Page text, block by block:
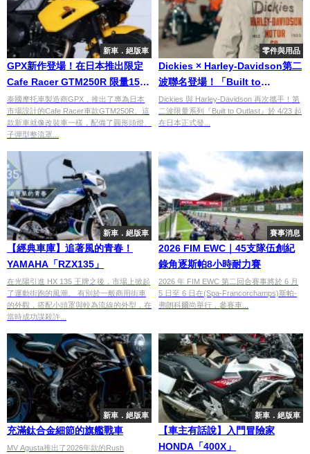
新車．絕版車
GPX新作登場！在日本推出限定
Cafe Racer GTM250R 限量150
台
泰國摩托車製造商GPX，推出了專為日本
市場設計的Cafe Racer車款GTM250R。這
款新車就像改裝車一樣，配備了圓形頭燈、
子彈型整流罩...
零件與用品
Dickies × Harley-Davidson第二
波聯名登場！「Built to
Outlast」限量工裝系列日本正式
開賣
Dickies 與 Harley-Davidson 再次攜手！第
二波限量系列『Built to Outlast』於 4/23 起
在日本正式發...
新車．絕版車
【經典車庫】追著風的青春！
YAMAHA「RZX135」
在光陽引進 HX 135 王牌之後，市場上掀起
了運動街跑的風潮。 有別於一般商用街車
的外觀，搭配小頭罩與較為流線的外型，在
當時成功謀殺許...
賽事消息
2026 FIM EWC｜45支隊伍創紀
錄角逐斯帕8小時耐力賽
2026 年 FIM EWC 第二回合賽事將於 6 月
5 日至 6 日在(Spa-Francorchamps)斯帕-
弗朗科爾尚舉行，參賽車...
新車．絕版車
充滿鈦合金細節的旗艦戰車
MV Agusta推出了2026年款的Rush
新車．絕版車
【車主有話說】入門冒險家
HONDA「400X」